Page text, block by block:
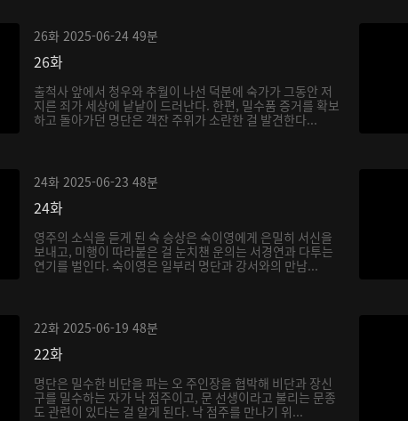
26화 2025-06-24 49분
26화
출척사 앞에서 청우와 추월이 나선 덕분에 숙가가 그동안 저
지른 죄가 세상에 낱낱이 드러난다. 한편, 밀수품 증거를 확보
하고 돌아가던 명단은 객잔 주위가 소란한 걸 발견한다...
24화 2025-06-23 48분
24화
영주의 소식을 듣게 된 숙 승상은 숙이영에게 은밀히 서신을
보내고, 미행이 따라붙은 걸 눈치챈 운의는 서경연과 다투는
연기를 벌인다. 숙이영은 일부러 명단과 강서와의 만남...
22화 2025-06-19 48분
22화
명단은 밀수한 비단을 파는 오 주인장을 협박해 비단과 장신
구를 밀수하는 자가 낙 점주이고, 문 선생이라고 불리는 문종
도 관련이 있다는 걸 알게 된다. 낙 점주를 만나기 위...